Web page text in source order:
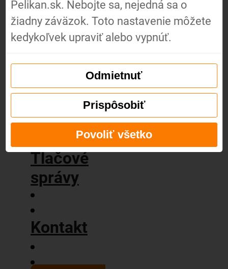
Náš
príbeh
Naše
hodnoty
Tlačové
správy
Kontakt
Pelikan.sk. Nebojte sa, nejedná sa o
žiadny záväzok. Toto nastavenie môžete
kedykoľvek upraviť alebo vypnúť.
Odmietnuť
Prispôsobiť
Povoliť všetko